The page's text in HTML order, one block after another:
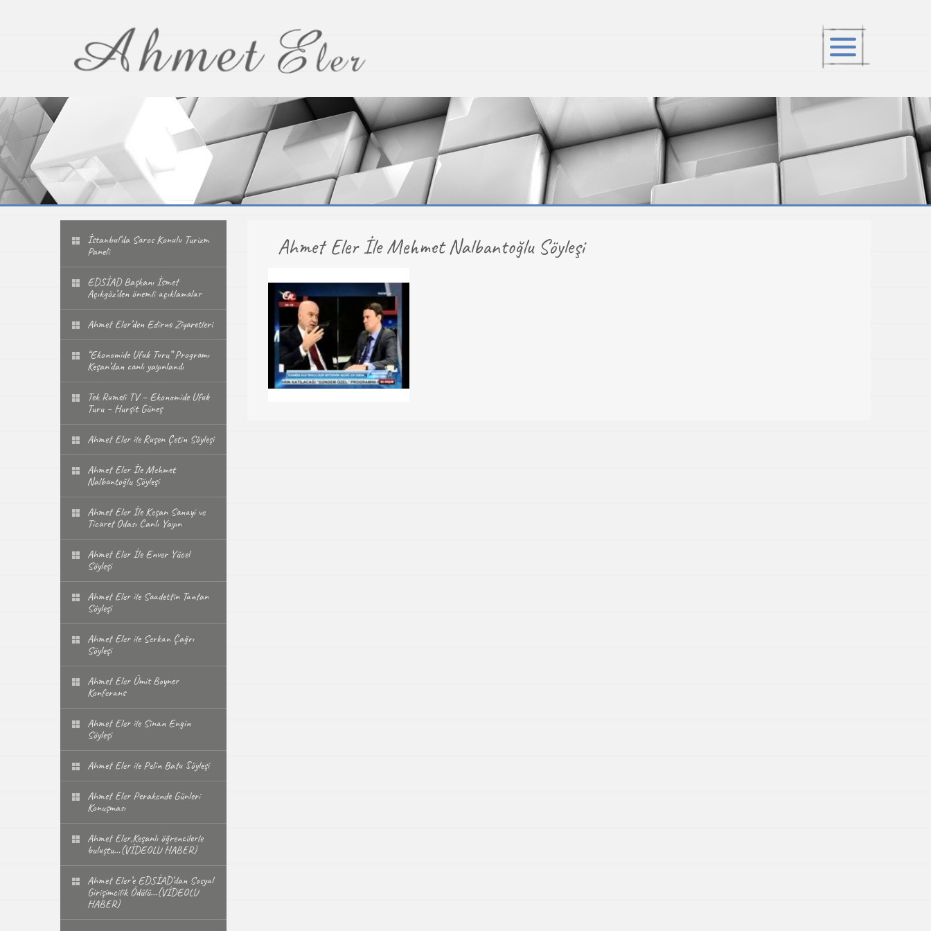
İstanbul’da Saros Konulu Turizm
Paneli
EDSİAD Başkanı İsmet
Açıkgöz’den önemli açıklamalar
Ahmet Eler’den Edirne Ziyaretleri
“Ekonomide Ufuk Turu” Programı
Keşan’dan canlı yayınlandı
Tek Rumeli TV – Ekonomide Ufuk
Turu – Hurşit Güneş
Ahmet Eler ile Ruşen Çetin Söyleşi
Ahmet Eler İle Mehmet
Nalbantoğlu Söyleşi
Ahmet Eler İle Keşan Sanayi ve
Ticaret Odası Canlı Yayın
Ahmet Eler İle Enver Yücel
Söyleşi
Ahmet Eler ile Saadettin Tantan
Söyleşi
Ahmet Eler ile Serkan Çağrı
Söyleşi
Ahmet Eler Ümit Boyner
Konferans
Ahmet Eler ile Sinan Engin
Söyleşi
Ahmet Eler ile Pelin Batu Söyleşi
Ahmet Eler Perakende Günleri
Konuşması
Ahmet Eler,Keşanlı öğrencilerle
buluştu…(VİDEOLU HABER)
Ahmet Eler’e EDSİAD’dan Sosyal
Girişimcilik Ödülü…(VİDEOLU
HABER)
Ahmet Eler İle Mehmet Nalbantoğlu Söyleşi